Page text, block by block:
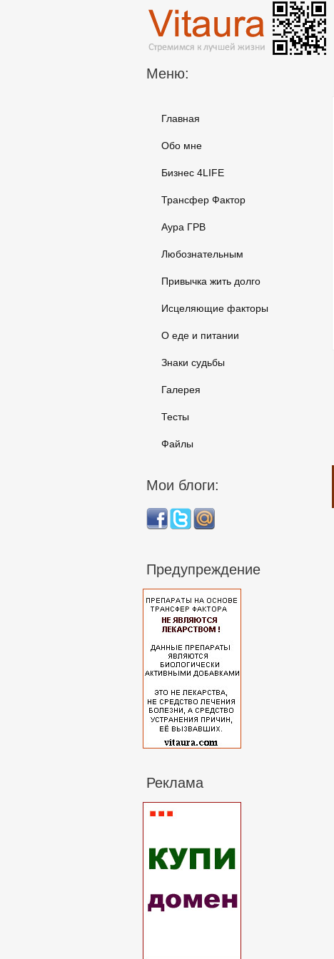
Меню:
Главная
Обо мне
Бизнес 4LIFE
Трансфер Фактор
Аура ГРВ
Любознательным
Привычка жить долго
Исцеляющие факторы
О еде и питании
Знаки судьбы
Галерея
Тесты
Файлы
Мои блоги:
Предупреждение
Реклама